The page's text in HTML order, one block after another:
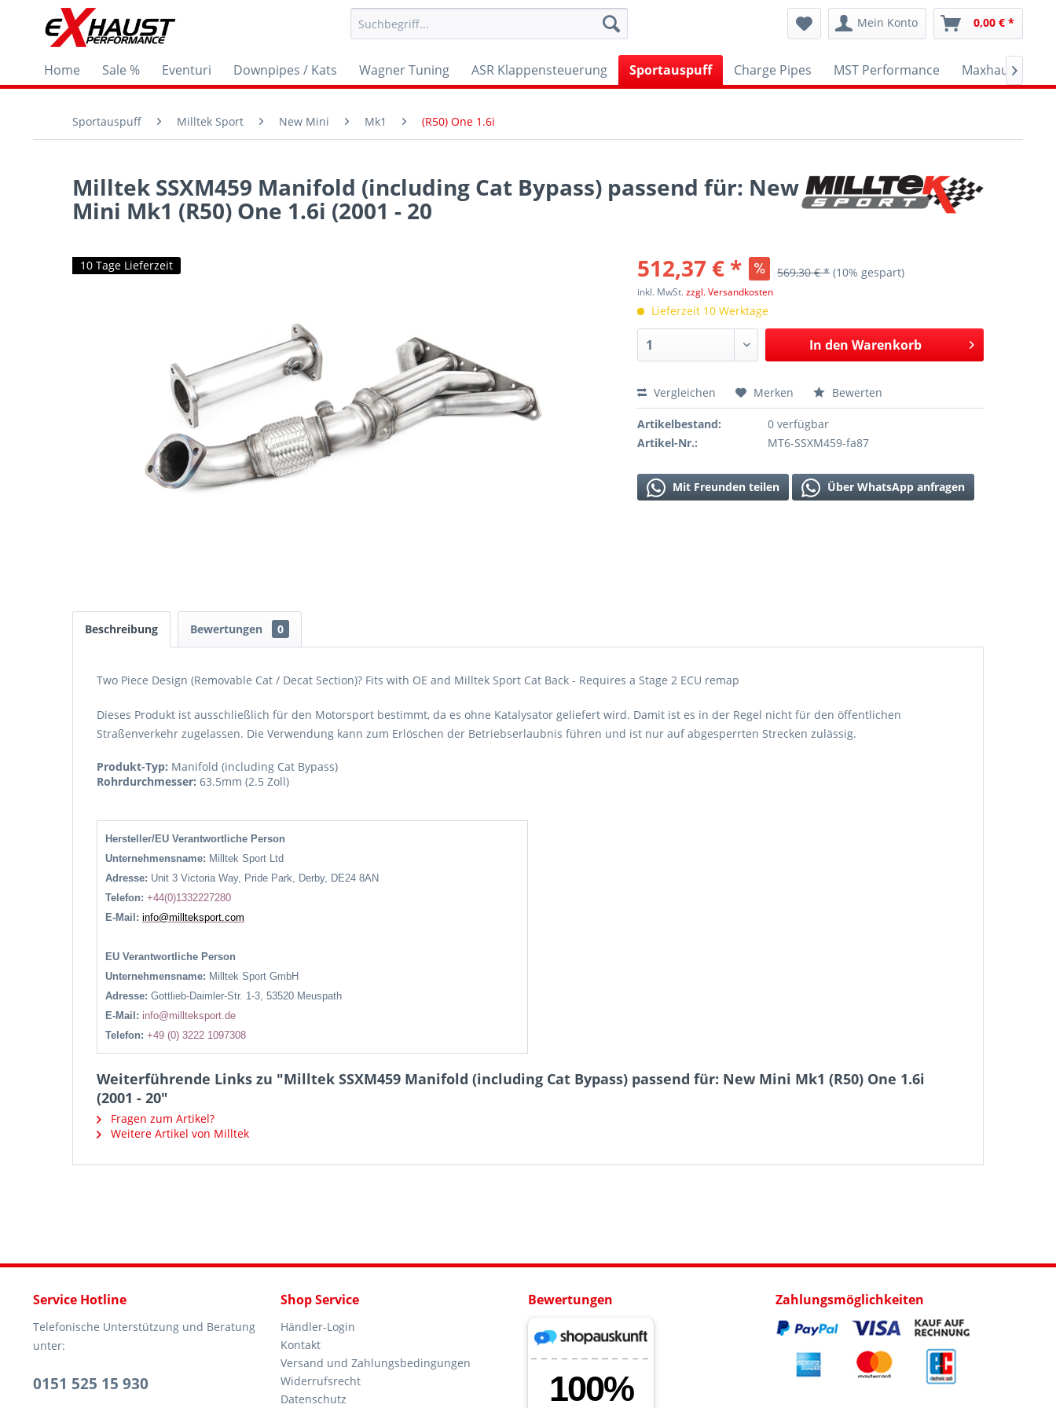
Mein Konto 0,00 € *
Home Sale % Eventuri Downpipes / Kats Wagner Tuning ASR Klappensteuerung Sportauspuff Charge Pipes MST Performance Maxhaust

Sportauspuff Milltek Sport New Mini Mk1 (R50) One 1.6i
Milltek SSXM459 Manifold (including Cat Bypass) passend für: New
Mini Mk1 (R50) One 1.6i (2001 - 20
10 Tage Lieferzeit 512,37 € * 569,30 € * (10% gespart)
inkl. MwSt.zzgl. Versandkosten
Lieferzeit 10 Werktage
In den Warenkorb
Vergleichen Merken Bewerten
Artikelbestand:
0 verfügbar
Artikel-Nr.:
MT6-SSXM459-fa87
Mit Freunden teilen Über WhatsApp anfragen
Beschreibung Bewertungen 0
Two Piece Design (Removable Cat / Decat Section)? Fits with OE and Milltek Sport Cat Back - Requires a Stage 2 ECU remap
Dieses Produkt ist ausschließlich für den Motorsport bestimmt, da es ohne Katalysator geliefert wird. Damit ist es in der Regel nicht für den öffentlichen
Straßenverkehr zugelassen. Die Verwendung kann zum Erlöschen der Betriebserlaubnis führen und ist nur auf abgesperrten Strecken zulässig.
Produkt-Typ: Manifold (including Cat Bypass)
Rohrdurchmesser: 63.5mm (2.5 Zoll)
Hersteller/EU Verantwortliche Person
Unternehmensname: Milltek Sport Ltd
Adresse: Unit 3 Victoria Way, Pride Park, Derby, DE24 8AN
Telefon: +44(0)1332227280
E-Mail: info@millteksport.com
EU Verantwortliche Person
Unternehmensname: Milltek Sport GmbH
Adresse: Gottlieb-Daimler-Str. 1-3, 53520 Meuspath
E-Mail: info@millteksport.de
Telefon: +49 (0) 3222 1097308
Weiterführende Links zu "Milltek SSXM459 Manifold (including Cat Bypass) passend für: New Mini Mk1 (R50) One 1.6i
(2001 - 20"
Fragen zum Artikel?
Weitere Artikel von Milltek
Service Hotline
Telefonische Unterstützung und Beratung
unter:
0151 525 15 930
Shop Service
Händler-Login
Kontakt
Versand und Zahlungsbedingungen
Widerrufsrecht
Datenschutz
Bewertungen Zahlungsmöglichkeiten